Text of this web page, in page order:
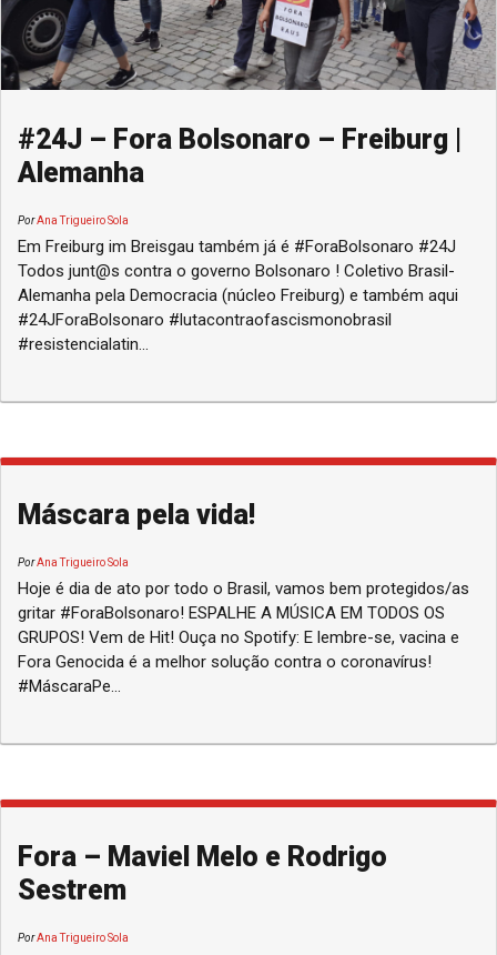
#24J – Fora Bolsonaro – Freiburg |
Alemanha
PorAna Trigueiro Sola
Em Freiburg im Breisgau também já é #ForaBolsonaro #24J
Todos junt@s contra o governo Bolsonaro ! Coletivo Brasil-
Alemanha pela Democracia (núcleo Freiburg) e também aqui
#24JForaBolsonaro #lutacontraofascismonobrasil
#resistencialatin...
Máscara pela vida!
PorAna Trigueiro Sola
Hoje é dia de ato por todo o Brasil, vamos bem protegidos/as
gritar #ForaBolsonaro! ESPALHE A MÚSICA EM TODOS OS
GRUPOS! Vem de Hit! Ouça no Spotify: E lembre-se, vacina e
Fora Genocida é a melhor solução contra o coronavírus!
#MáscaraPe...
Fora – Maviel Melo e Rodrigo
Sestrem
PorAna Trigueiro Sola